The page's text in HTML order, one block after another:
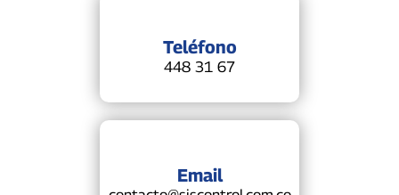
Teléfono
448 31 67
Email